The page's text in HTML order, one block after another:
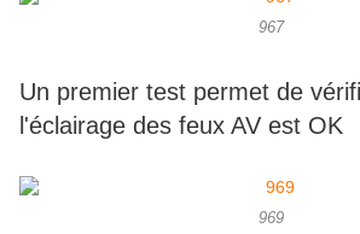
967
Un premier test permet de
l'éclairage des feux AV est OK
969